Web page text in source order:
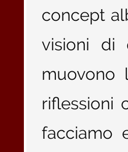
concept
visioni
muovono
riflessioni
facciamo